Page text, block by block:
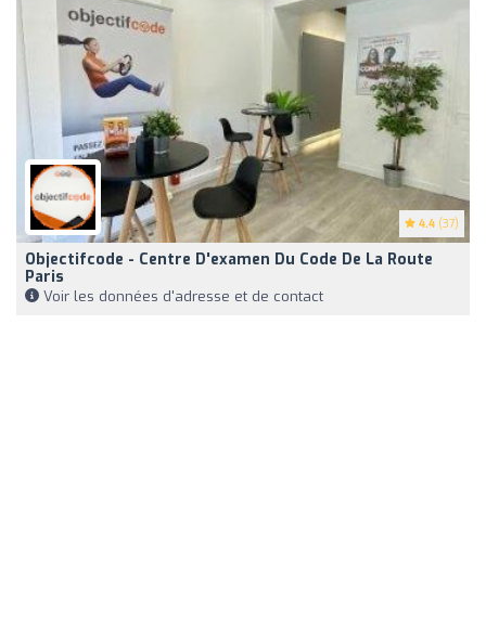
4.4 (37)
Objectifcode - Centre D'examen Du Code De La Route
Paris
Voir les données d'adresse et de contact